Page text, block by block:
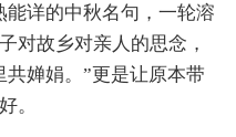
详的中秋名句，一轮溶
对故乡对亲人的思念，
婵娟。”更是让原本带
。